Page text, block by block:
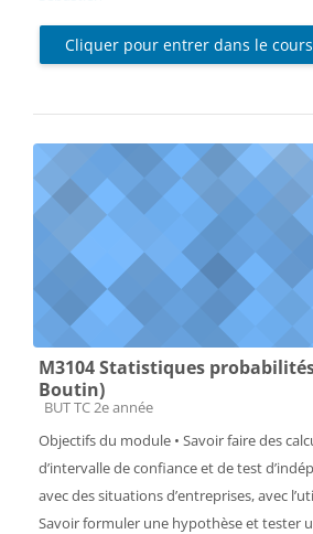
Cliquer pour entrer dans le cours
M3104 Statistiques
Boutin)
Catégorie de cours
BUT TC 2e année
Objectifs du module • Savoir faire des
d’intervalle de confiance et de test
avec des situations d’entreprises, avec
Savoir formuler une hypothèse et tester